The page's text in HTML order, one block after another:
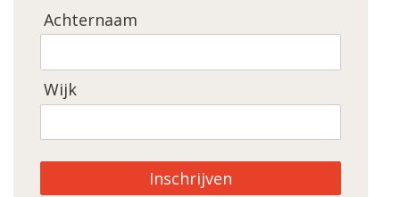
Achternaam
Wijk
Inschrijven